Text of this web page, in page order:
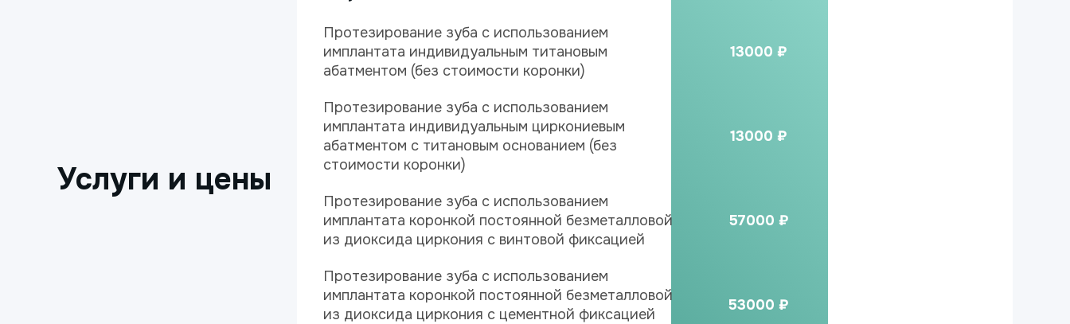
Услуги и цены
Протезирование зуба с использованием
имплантата индивидуальным титановым
абатментом (без стоимости коронки)
13000 ₽
Протезирование зуба с использованием
имплантата индивидуальным циркониевым
абатментом с титановым основанием (без
стоимости коронки)
13000 ₽
Протезирование зуба с использованием
имплантата коронкой постоянной безметалловой
из диоксида циркония с винтовой фиксацией
57000 ₽
Протезирование зуба с использованием
имплантата коронкой постоянной безметалловой
из диоксида циркония с цементной фиксацией
53000 ₽